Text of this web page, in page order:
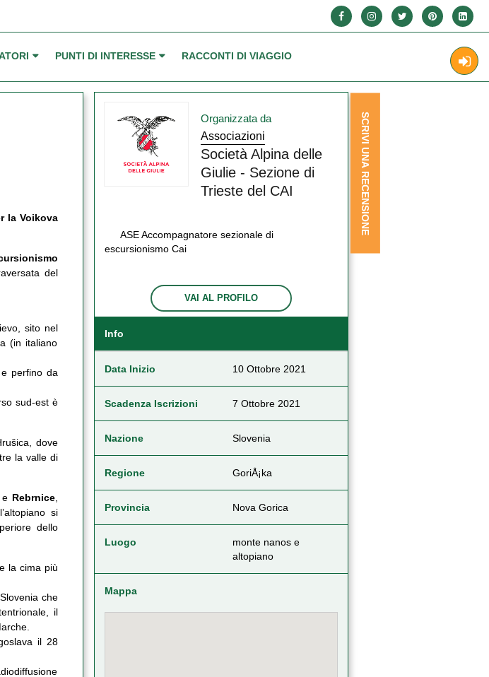
PUNTI DI INTERESSE RACCONTI DI VIAGGIO
la Voikova
del
sito nel
(in italiano
perfino da
sud-est è
dove
la valle di
e Rebrnice,
si
dello
la cima più
che
il
il 28
Organizzata da
Associazioni
Società Alpina delle
Giulie - Sezione di
Trieste del CAI
ASE Accompagnatore sezionale di
escursionismo Cai
VAI AL PROFILO
Info
Data Inizio 10 Ottobre 2021
Scadenza Iscrizioni 7 Ottobre 2021
Nazione Slovenia
Regione GoriÅ¡ka
Provincia Nova Gorica
Luogo
monte nanos e
altopiano
Mappa
SCRIVI UNA RECENSIONE